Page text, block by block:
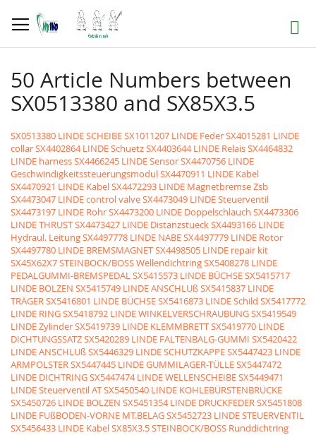
zum
Inhalt
Suche
50 Article Numbers between
SX0513380 and SX85X3.5
SX0513380 LINDE SCHEIBESX1011207 LINDE FederSX4015281 LINDE
collarSX4402864 LINDE SchuetzSX4403644 LINDE RelaisSX4464832
LINDE harnessSX4466245 LINDE SensorSX4470756 LINDE
GeschwindigkeitssteuerungsmodulSX4470911 LINDE Kabel
SX4470921 LINDE KabelSX4472293 LINDE Magnetbremse Zsb
SX4473047 LINDE control valveSX4473049 LINDE Steuerventil
SX4473197 LINDE RohrSX4473200 LINDE Doppelschlauch SX4473306
LINDE THRUSTSX4473427 LINDE DistanzstueckSX4493166 LINDE
Hydraul. LeitungSX4497778 LINDE NABESX4497779 LINDE Rotor
SX4497780 LINDE BREMSMAGNETSX4498505 LINDE repair kit
SX45X62X7 STEINBOCK/BOSS WellendichtringSX5408278 LINDE
PEDALGUMMI-BREMSPEDALSX5415573 LINDE BÜCHSESX5415717
LINDE BOLZEN SX5415749 LINDE ANSCHLUßSX5415837 LINDE
TRÄGERSX5416801 LINDE BÜCHSESX5416873 LINDE Schild SX5417772
LINDE RINGSX5418792 LINDE WINKELVERSCHRAUBUNGSX5419549
LINDE ZylinderSX5419739 LINDE KLEMMBRETTSX5419770 LINDE
DICHTUNGSSATZSX5420289 LINDE FALTENBALG-GUMMI SX5420422
LINDE ANSCHLUßSX5446329 LINDE SCHUTZKAPPESX5447423 LINDE
ARMPOLSTERSX5447445 LINDE GUMMILAGER-TÜLLESX5447472
LINDE DICHTRINGSX5447474 LINDE WELLENSCHEIBESX5449471
LINDE Steuerventil ATSX5450540 LINDE KOHLEBÜRSTENBRÜCKE
SX5450726 LINDE BOLZEN SX5451354 LINDE DRUCKFEDERSX5451808
LINDE FUßBODEN-VORNE MT.BELAGSX5452723 LINDE STEUERVENTIL
SX5456433 LINDE KabelSX85X3.5 STEINBOCK/BOSS Runddichtring